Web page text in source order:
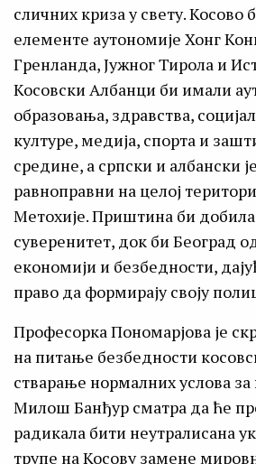
сличних криза у свету. Косово
елементе аутономије Хонг
Гренланда, Јужног Тирола и
Косовски Албанци би имали
образовања, здравства,
културе, медија, спорта и
средине, а српски и албански
равноправни на целој
Метохије. Приштина би
суверенитет, док би Београд
економији и безбедности,
право да формирају своју
Професорка Пономарјова је
на питање безбедности
стварање нормалних услова
Милош Банђур сматра да ће
радикала бити неутралисана
трупе на Косову замене